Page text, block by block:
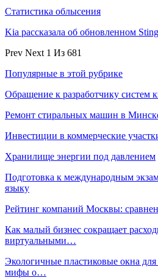
Статистика облысения
Kia рассказала об обновленном
Prev Next 1 Из 681
Популярные в этой рубрике
Обращение к разработчику систем
Ремонт стиральных машин в
Инвестиции в коммерческие
Хранилище энергии под давлением
Подготовка к международным
языку
Рейтинг компаний Москвы:
Как малый бизнес сокращает
виртуальными…
Экологичные пластиковые окна
мифы о…